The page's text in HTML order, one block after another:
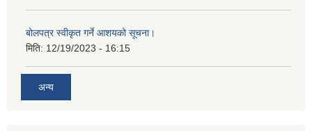
बोलपत्र स्वीकृत गर्ने आशयको सूचना।
मिति: 12/19/2023 - 16:15
अन्य